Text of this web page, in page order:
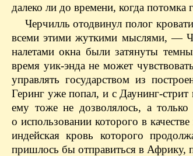
далеко ли до времени, когда
Черчилль отодвинул полог
всеми этими жуткими мыслями, —
налетами окна были затянуты
время уик-энда не может
управлять государством из
Геринг уже попал, и с Даунинг-
ему тоже не дозволялось, а
о использовании которого в
индейская кровь которого
пришлось бы отправиться в Африку,